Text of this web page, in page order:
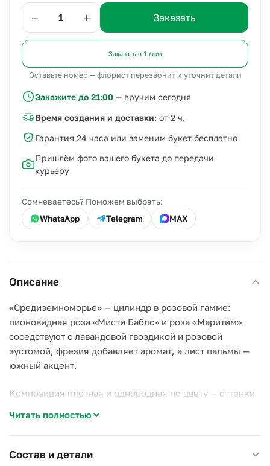
− + Заказать
Заказать в 1 клик
Оставьте номер — флорист перезвонит и уточнит детали
Закажите до 21:00 — вручим сегодня
Время создания и доставки: от 2 ч.
Гарантия 24 часа или заменим букет бесплатно
Пришлём фото вашего букета до передачи
курьеру
Сомневаетесь? Поможем выбрать:
WhatsApp
Telegram MAX
Описание
«Средиземноморье» — цилиндр в розовой гамме:
пионовидная роза «Мисти Баблс» и роза «Маритим»
соседствуют с лавандовой гвоздикой и розовой
эустомой, фрезия добавляет аромат, а лист пальмы —
южный акцент.
Композиция плотная и однородная по цвету — оттенки
отсюда и морское, курортное название.
Почему стоит выбрать эту коробку:
Читать полностью
Состав и детали